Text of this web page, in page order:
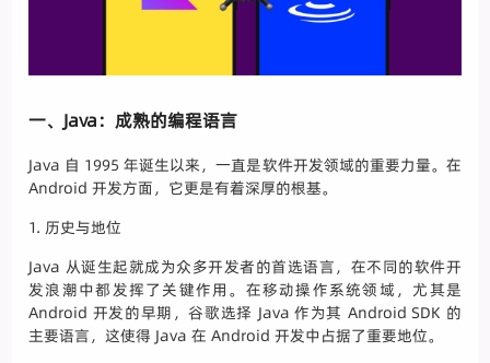
一、Java：成熟的编程语言
Java 自 1995 年诞生以来，一直是软件开发领域的重要力量。在
Android 开发方面，它更是有着深厚的根基。
1. 历史与地位
Java 从诞生起就成为众多开发者的首选语言，在不同的软件开
发浪潮中都发挥了关键作用。在移动操作系统领域，尤其是
Android 开发的早期，谷歌选择 Java 作为其 Android SDK 的
主要语言，这使得 Java 在 Android 开发中占据了重要地位。